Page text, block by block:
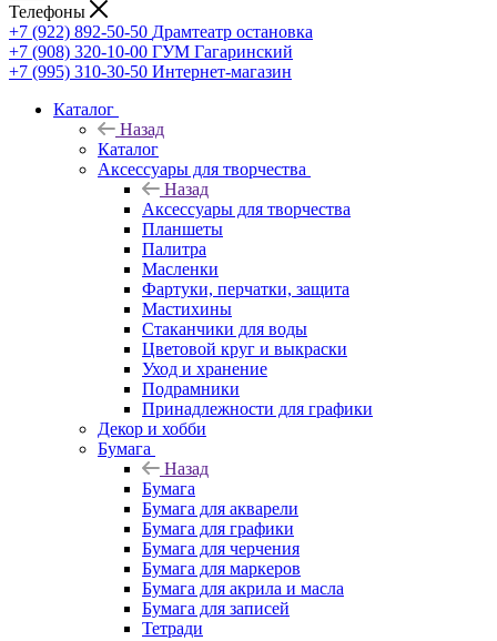
Телефоны
+7 (922) 892-50-50 Драмтеатр остановка
+7 (908) 320-10-00 ГУМ Гагаринский
+7 (995) 310-30-50 Интернет-магазин
Каталог
Назад
Каталог
Аксессуары для творчества
Назад
Аксессуары для творчества
Планшеты
Палитра
Масленки
Фартуки, перчатки, защита
Мастихины
Стаканчики для воды
Цветовой круг и выкраски
Уход и хранение
Подрамники
Принадлежности для графики
Декор и хобби
Бумага
Назад
Бумага
Бумага для акварели
Бумага для графики
Бумага для черчения
Бумага для маркеров
Бумага для акрила и масла
Бумага для записей
Тетради